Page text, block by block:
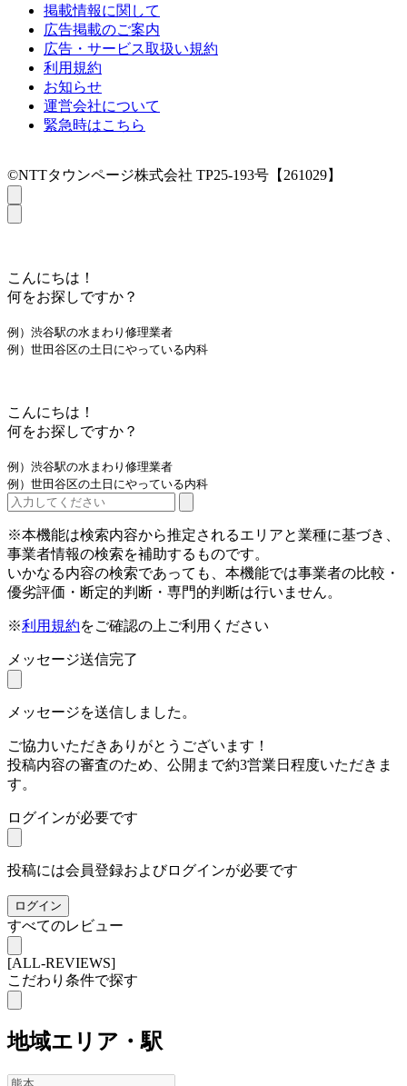
掲載情報に関して
広告掲載のご案内
広告・サービス取扱い規約
利用規約
お知らせ
運営会社について
緊急時はこちら
©NTTタウンページ株式会社 TP25-193号【261029】
こんにちは！
何をお探しですか？
例）渋谷駅の水まわり修理業者
例）世田谷区の土日にやっている内科
こんにちは！
何をお探しですか？
例）渋谷駅の水まわり修理業者
例）世田谷区の土日にやっている内科
※本機能は検索内容から推定されるエリアと業種に基づき、
事業者情報の検索を補助するものです。
いかなる内容の検索であっても、本機能では事業者の比較・
優劣評価・断定的判断・専門的判断は行いません。
※利用規約をご確認の上ご利用ください
メッセージ送信完了
メッセージを送信しました。
ご協力いただきありがとうございます！
投稿内容の審査のため、公開まで約3営業日程度いただきま
す。
ログインが必要です
投稿には会員登録およびログインが必要です
ログイン
すべてのレビュー
[ALL-REVIEWS]
こだわり条件で探す
地域エリア・駅